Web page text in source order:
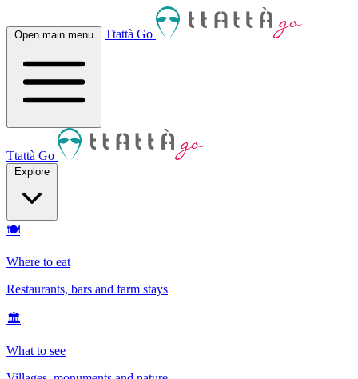
Open main menu Ttattà Go
Ttattà Go
Explore
🍽
Where to eat
Restaurants, bars and farm stays
🏛
What to see